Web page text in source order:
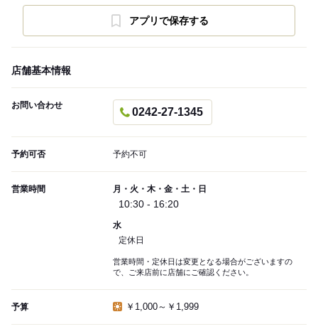
アプリで保存する
店舗基本情報
お問い合わせ
0242-27-1345
予約可否 予約不可
営業時間 月・火・木・金・土・日
10:30 - 16:20
水
定休日
営業時間・定休日は変更となる場合がございますの
で、ご来店前に店舗にご確認ください。
予算 ￥1,000～￥1,999